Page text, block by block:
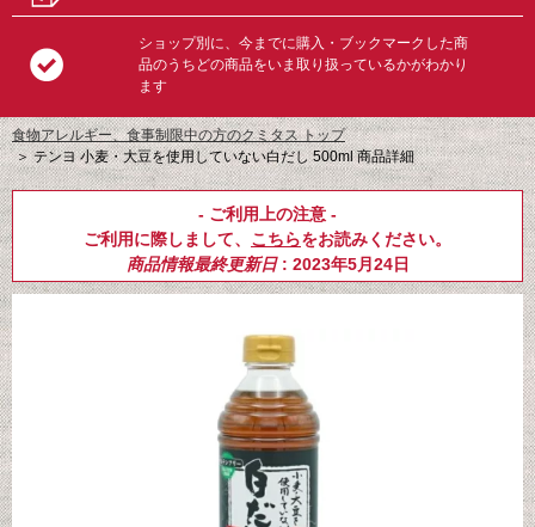
ショップ別に、今までに購入・ブックマークした商
品のうちどの商品をいま取り扱っているかがわかり
ます
食物アレルギー、食事制限中の方のクミタス トップ
＞テンヨ 小麦・大豆を使用していない白だし 500ml 商品詳細
- ご利用上の注意 -
ご利用に際しまして、 こちらをお読みください。
商品情報最終更新日: 2023年5月24日